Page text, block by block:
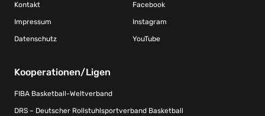
Kontakt
Impressum
Datenschutz
Facebook
Instagram
YouTube
Kooperationen/Ligen
FIBA Basketball-Weltverband
DRS – Deutscher Rollstuhlsportverband Basketball